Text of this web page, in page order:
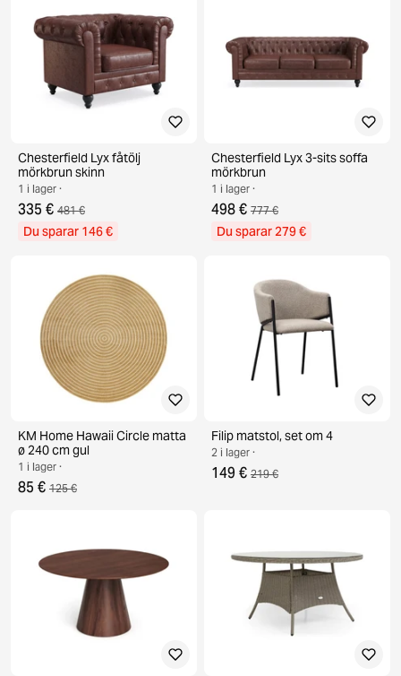
Chesterfield Lyx fåtölj
mörkbrun skinn
1 i lager ·
335 € 481 €
Du sparar 146 €
Chesterfield Lyx 3-sits soffa
mörkbrun
1 i lager ·
498 € 777 €
Du sparar 279 €
KM Home Hawaii Circle matta
ø 240 cm gul
1 i lager ·
85 € 125 €
Filip matstol, set om 4
2 i lager ·
149 € 219 €